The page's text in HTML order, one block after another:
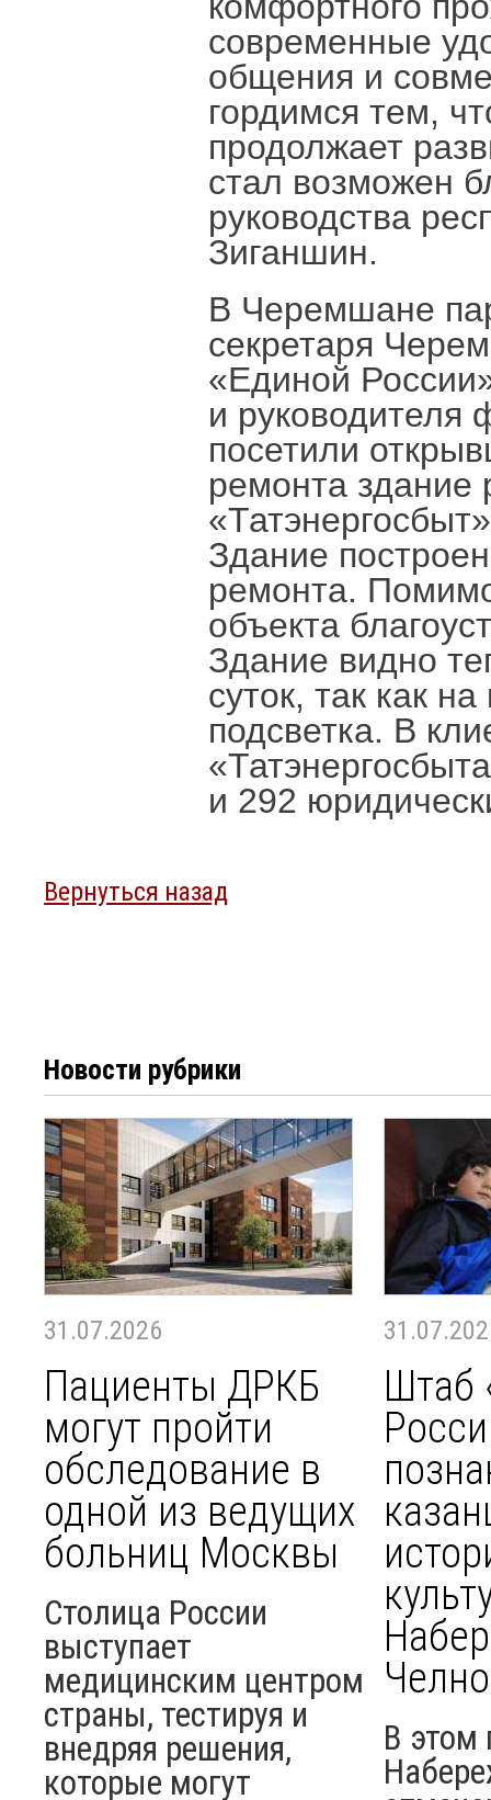
современные
общения и
гордимся тем,
продолжает
стал возможен
руководства
Зиганшин.
В Черемшане
секретаря
«Единой
и
посетили
ремонта здание
Здание
ремонта.
объекта
Здание видно
суток, так как
подсветка. В
и 292
Вернуться назад
Новости рубрики
31.07.2026
Пациенты ДРКБ
могут пройти
обследование в
одной из ведущих
больниц Москвы
Столица России
выступает
медицинским центром
страны, тестируя и
внедряя решения,
которые могут
Штаб
В этом